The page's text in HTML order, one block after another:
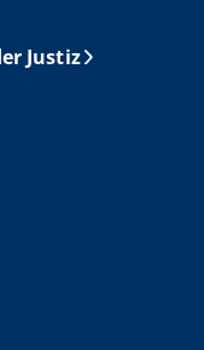
Justiz